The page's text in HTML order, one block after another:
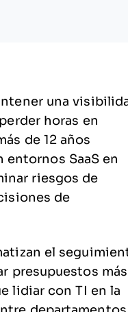
una
horas en
de 12 años
SaaS en
riesgos de
de
el
presupuestos más
lidiar con TI en la